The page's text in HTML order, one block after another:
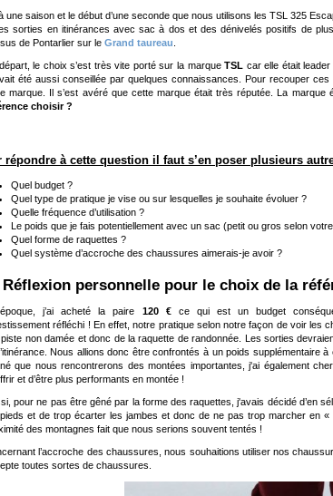
une saison et le début d’une seconde que nous utilisons les TSL 325
sorties en itinérances avec sac à dos et des dénivelés positifs de
de Pontarlier sur le Grand taureau
le choix s’est très vite porté sur la marqueTSL car elle était
été aussi conseillée par quelques connaissances. Pour recouper
marque. Il s’est avéré que cette marque était très réputée. La marque
choisir ?
répondre à cette question il faut s’en poser plusieurs
Quel budget ?
Quel type de pratique je vise ou sur lesquelles je souhaite évoluer ?
Quelle fréquence d’utilisation ?
Le poids que je fais potentiellement avec un sac (petit ou gros selon
Quel forme de raquettes ?
Quel système d’accroche des chaussures aimerais-je avoir ?
personnelle pour le choix de la
j’ai acheté la paire 120 €ce qui est un budget
réfléchi ! En effet, notre pratique selon notre façon de voir les
non damée et donc de la raquette de randonnée. Les sorties
Nous allions donc être confrontés à un poids
que nous rencontrerons des montées importantes, j'ai également
et d’être plus performants en montée !
pour ne pas être gêné par la forme des raquettes, j'avais décidé d’en
et de trop écarter les jambes et donc de ne pas trop marcher en
des montagnes fait que nous serions souvent tentés !
l’accroche des chaussures, nous souhaitions utiliser nos
toutes sortes de chaussures.